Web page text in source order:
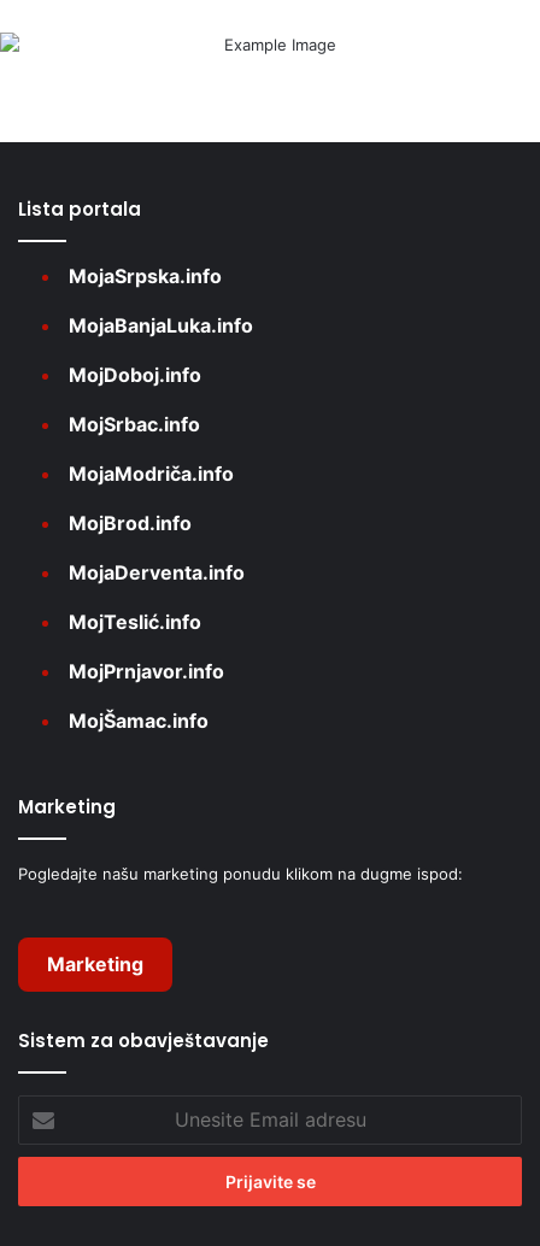
Lista portala
MojaSrpska.info
MojaBanjaLuka.info
MojDoboj.info
MojSrbac.info
MojaModriča.info
MojBrod.info
MojaDerventa.info
MojTeslić.info
MojPrnjavor.info
MojŠamac.info
Marketing
Pogledajte našu marketing ponudu klikom na dugme ispod:
Marketing
Sistem za obavještavanje
Unesite
Email
adresu